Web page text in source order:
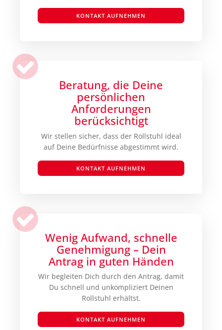
KONTAKT AUFNEHMEN
Beratung, die Deine
persönlichen
Anforderungen
berücksichtigt
Wir stellen sicher, dass der Rollstuhl ideal
auf Deine Bedürfnisse abgestimmt wird.
KONTAKT AUFNEHMEN
Wenig Aufwand, schnelle
Genehmigung – Dein
Antrag in guten Händen
Wir begleiten Dich durch den Antrag, damit
Du schnell und unkompliziert Deinen
Rollstuhl erhältst.
KONTAKT AUFNEHMEN